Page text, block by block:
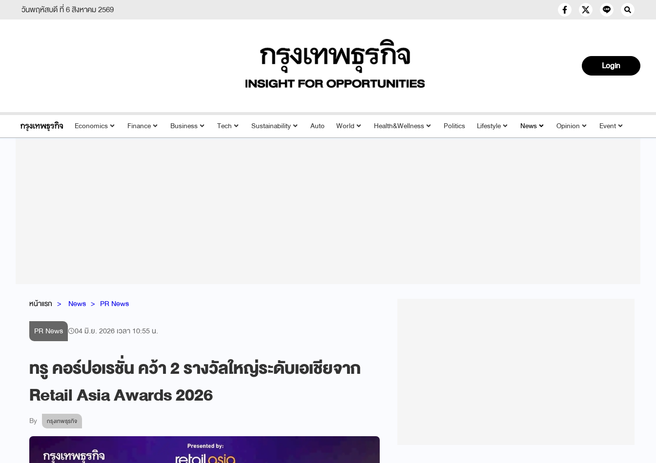
วันพฤหัสบดี ที่ 6 สิงหาคม 2569
Login
Economics Finance Business Tech Sustainability Auto World Health&Wellness Politics Lifestyle News Opinion Event
หน้าแรก News PR News
PR News 04 มิ.ย. 2026 เวลา 10:55 น.
ทรู คอร์ปอเรชั่น คว้า 2 รางวัลใหญ่ระดับเอเชียจาก
Retail Asia Awards 2026
By กรุงเทพธุรกิจ